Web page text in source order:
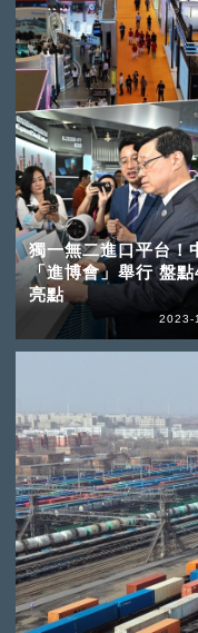
獨一無二進口平台！
「進博會」舉行 盤
亮點
2023-